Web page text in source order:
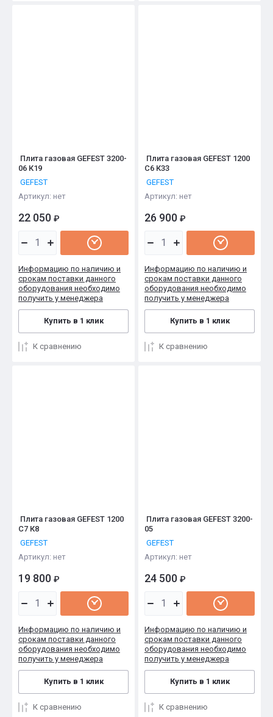
Плита газовая GEFEST 3200-
06 К19
GEFEST
Артикул: нет
22 050 ₽
Информацию по наличию и
срокам поставки данного
оборудования необходимо
получить у менеджера
Купить в 1 клик
К сравнению
Плита газовая GEFEST 1200
С6 К33
GEFEST
Артикул: нет
26 900 ₽
Информацию по наличию и
срокам поставки данного
оборудования необходимо
получить у менеджера
Купить в 1 клик
К сравнению
Плита газовая GEFEST 1200
С7 К8
GEFEST
Артикул: нет
19 800 ₽
Информацию по наличию и
срокам поставки данного
оборудования необходимо
получить у менеджера
Купить в 1 клик
К сравнению
Плита газовая GEFEST 3200-
05
GEFEST
Артикул: нет
24 500 ₽
Информацию по наличию и
срокам поставки данного
оборудования необходимо
получить у менеджера
Купить в 1 клик
К сравнению